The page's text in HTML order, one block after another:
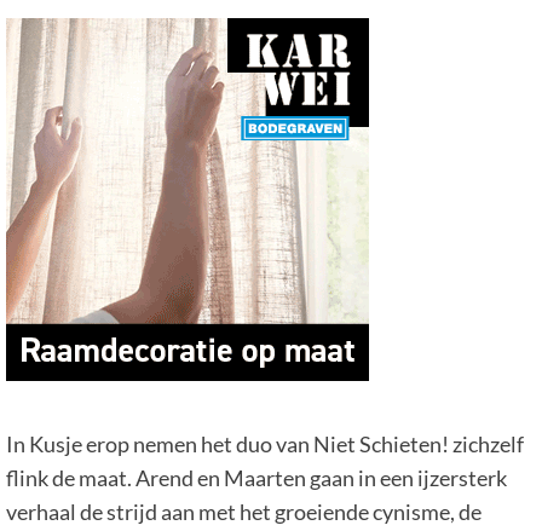
In Kusje erop nemen het duo van Niet Schieten! zichzelf
flink de maat. Arend en Maarten gaan in een ijzersterk
verhaal de strijd aan met het groeiende cynisme, de